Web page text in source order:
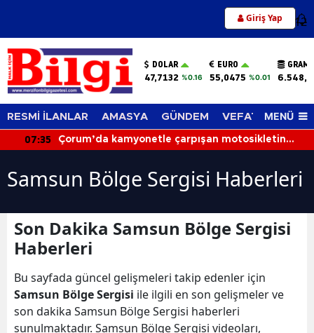
Giriş Yap 12
DOLAR
47,7132 %0.16
EURO
55,0475 %0.01
GRAM
RESMİ İLANLAR AMASYA GÜNDEM VEFAT EDENLER
MENÜ
07:35
Çorum’da kamyonetle çarpışan motosikletin
Samsun Bölge Sergisi Haberleri
Son Dakika Samsun Bölge Sergisi
Haberleri
Bu sayfada güncel gelişmeleri takip edenler için
Samsun Bölge Sergisi ile ilgili en son gelişmeler ve
son dakika Samsun Bölge Sergisi haberleri
sunulmaktadır. Samsun Bölge Sergisi videoları,